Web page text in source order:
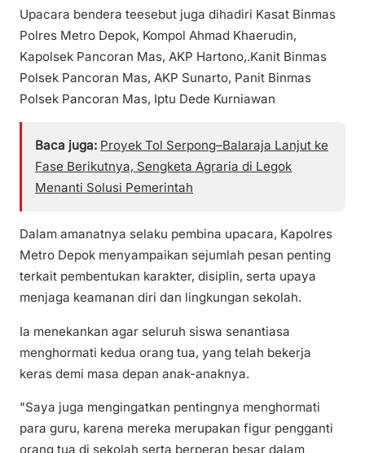
Upacara bendera teesebut juga dihadiri Kasat Binmas
Polres Metro Depok, Kompol Ahmad Khaerudin,
Kapolsek Pancoran Mas, AKP Hartono,.Kanit Binmas
Polsek Pancoran Mas, AKP Sunarto, Panit Binmas
Polsek Pancoran Mas, Iptu Dede Kurniawan
Baca juga: Proyek Tol Serpong–Balaraja Lanjut ke
Fase Berikutnya, Sengketa Agraria di Legok
Menanti Solusi Pemerintah
Dalam amanatnya selaku pembina upacara, Kapolres
Metro Depok menyampaikan sejumlah pesan penting
terkait pembentukan karakter, disiplin, serta upaya
menjaga keamanan diri dan lingkungan sekolah.
Ia menekankan agar seluruh siswa senantiasa
menghormati kedua orang tua, yang telah bekerja
keras demi masa depan anak-anaknya.
"Saya juga mengingatkan pentingnya menghormati
para guru, karena mereka merupakan figur pengganti
orang tua di sekolah serta berperan besar dalam